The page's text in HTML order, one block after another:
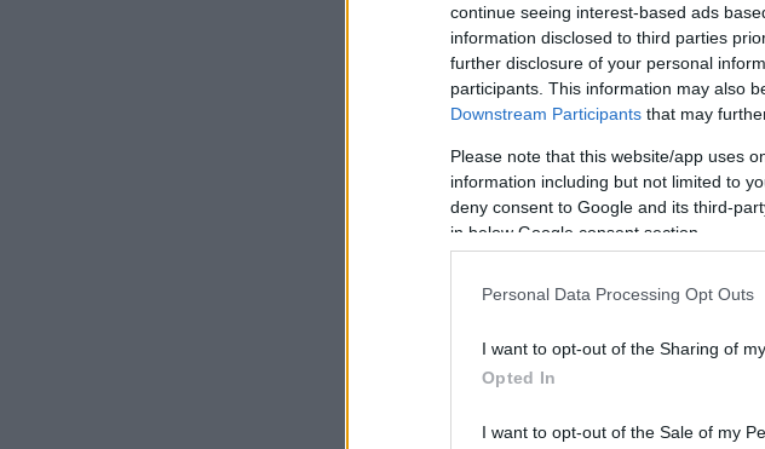
continue seeing interest-based ads
information disclosed to third parties
further disclosure of your personal
participants. This information may also
Downstream Participants that may
Please note that this website/app uses
information including but not limited to
deny consent to Google and its third-
in below Google consent section.
Personal Data Processing Opt Outs
I want to opt-out of the Sharing of
Opted In
I want to opt-out of the Sale of my